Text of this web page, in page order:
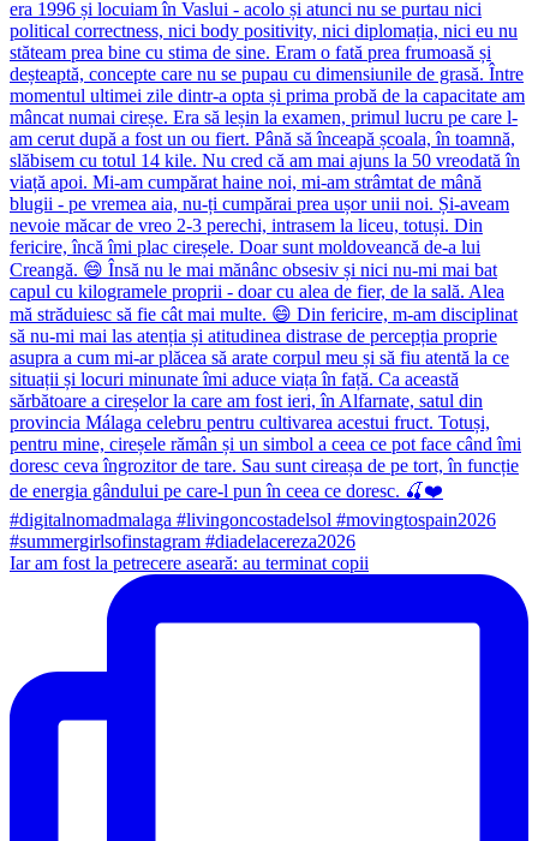
Iar am fost la petrecere aseară: au terminat copii